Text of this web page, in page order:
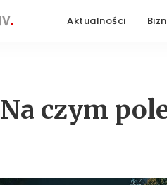
Aktualności
Na czym